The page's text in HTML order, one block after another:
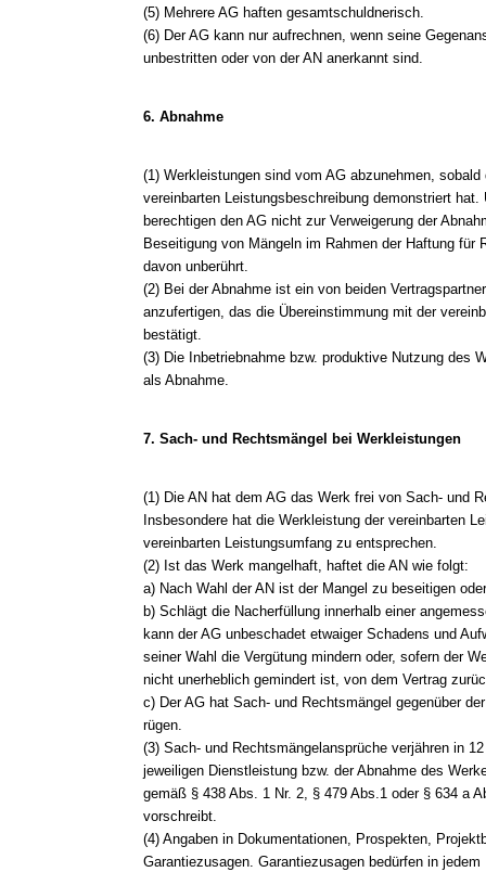
(5) Mehrere AG haften gesamtschuldnerisch.
(6) Der AG kann nur aufrechnen, wenn seine
unbestritten oder von der AN anerkannt sind.
6. Abnahme
(1) Werkleistungen sind vom AG abzunehmen,
vereinbarten Leistungsbeschreibung demonstriert hat.
berechtigen den AG nicht zur Verweigerung der
Beseitigung von Mängeln im Rahmen der Haftung für
davon unberührt.
(2) Bei der Abnahme ist ein von beiden
anzufertigen, das die Übereinstimmung mit der
bestätigt.
(3) Die Inbetriebnahme bzw. produktive Nutzung des
als Abnahme.
7. Sach- und Rechtsmängel bei Werkleistungen
(1) Die AN hat dem AG das Werk frei von Sach- und
Insbesondere hat die Werkleistung der vereinbarten
vereinbarten Leistungsumfang zu entsprechen.
(2) Ist das Werk mangelhaft, haftet die AN wie folgt:
a) Nach Wahl der AN ist der Mangel zu beseitigen
b) Schlägt die Nacherfüllung innerhalb einer
kann der AG unbeschadet etwaiger Schadens und
seiner Wahl die Vergütung mindern oder, sofern der
nicht unerheblich gemindert ist, von dem Vertrag
c) Der AG hat Sach- und Rechtsmängel gegenüber
rügen.
(3) Sach- und Rechtsmängelansprüche verjähren in
jeweiligen Dienstleistung bzw. der Abnahme des
gemäß § 438 Abs. 1 Nr. 2, § 479 Abs.1 oder § 634 a
vorschreibt.
(4) Angaben in Dokumentationen, Prospekten,
Garantiezusagen. Garantiezusagen bedürfen in